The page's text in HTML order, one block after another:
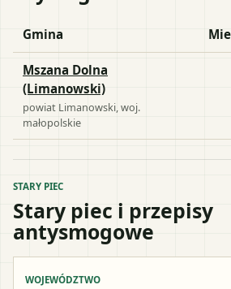
Gmina
Mszana Dolna
(Limanowski)
powiat Limanowski , woj.
małopolskie
STARY PIEC
Stary piec i przepisy
antysmogowe
WOJEWÓDZTWO